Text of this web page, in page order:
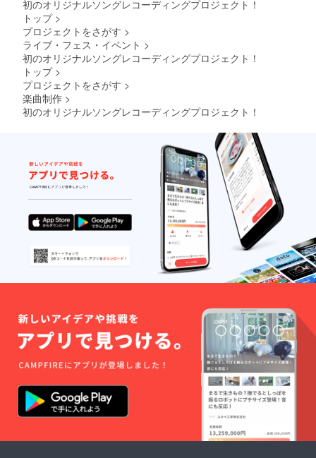
初のオリジナルソングレコーディングプロジェクト！
トップ >
プロジェクトをさがす >
ライブ・フェス・イベント >
初のオリジナルソングレコーディングプロジェクト！
トップ >
プロジェクトをさがす >
楽曲制作 >
初のオリジナルソングレコーディングプロジェクト！